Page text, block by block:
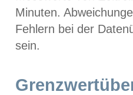
Minuten.
Fehlern bei der
sein.